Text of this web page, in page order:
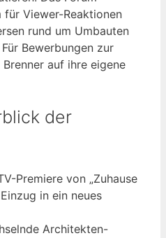
Viewer-Reaktionen
rund um Umbauten
Bewerbungen zur
auf ihre eigene
der
Premiere von „Zuhause
in ein neues
Architekten-